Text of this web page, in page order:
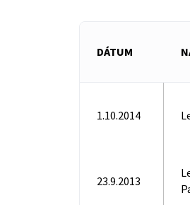
DÁTUM
1.10.2014
23.9.2013